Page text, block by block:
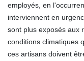
employés, en
interviennent en
sont plus exposés aux
conditions climatiques
ces artisans doivent